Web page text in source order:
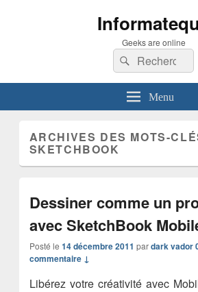
Geeks are online
Recherche :
Rechercher
Menu
ARCHIVES DES MOTS-
SKETCHBOOK
Dessiner comme un
avec SketchBook
Posté le 14 décembre 2011 pardark vador
commentaire ↓
Libérez votre créativité avec